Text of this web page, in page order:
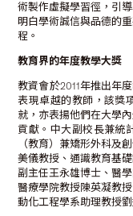
術製作虛擬學習徑，引
明白學術誠信與品德的
程。
教育界的年度教學大獎
教資會於2011年推出年
表現卓越的教師，該獎
就，亦表揚他們在大學
貢獻。中大副校長兼統
（教育）兼矯形外科及
美儀教授、通識教育基
副主任王永雄博士、醫
醫療學院教授陳英凝教
動化工程學系助理教授